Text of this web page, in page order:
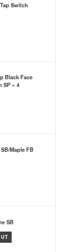
Switch
Black Face
SP × 4
Maple FB
SB